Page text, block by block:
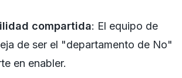
compartida: El equipo de
de ser el "departamento de No"
en enabler.